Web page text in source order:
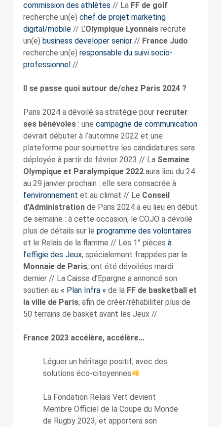
commission des athlètes // La FF de golf
recherche un(e) chef de projet marketing
digital/mobile// L’Olympique Lyonnaisrecrute
un(e) business developer senior// France Judo
recherche un(e) responsable du suivi socio-
professionnel//
Il se passe quoi autour de/chez Paris 2024 ?
Paris 2024 a dévoilé sa stratégie pour recruter
ses bénévoles: une campagne de communication
devrait débuter à l’automne 2022 et une
plateforme pour soumettre les candidatures sera
déployée à partir de février 2023 // La Semaine
Olympique et Paralympique 2022aura lieu du 24
au 29 janvier prochain : elle sera consacrée à
l’environnement et au climat // Le Conseil
d’Administrationde Paris 2024 a eu lieu en début
de semaine : à cette occasion, le COJO a dévoilé
plus de détails sur le programme des volontaires
et le Relais de la flamme // Les 1° pièces à
l’effigie des Jeux, spécialement frappées par la
Monnaie de Paris, ont été dévoilées mardi
dernier // La Caisse d’Epargne a annoncé son
soutien au « Plan Infra » de la FF de basketball et
la ville de Paris, afin de créer/réhabiliter plus de
50 terrains de basket avant les Jeux //
France 2023 accélère, accélère…
Léguer un héritage positif, avec des
solutions éco-citoyennes
La Fondation Relais Vert devient
Membre Officiel de la Coupe du Monde
de Rugby 2023, et apportera son